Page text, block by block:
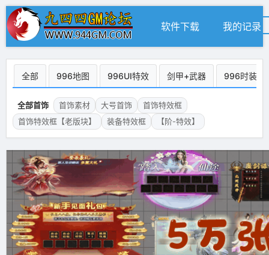
软件下载 我的记录
全部 996地图 996UI特效 剑甲+武器 996时装
全部首饰 首饰素材 大号首饰
首饰特效框
首饰特效框【老版块】
装备特效框 【阶-特效】